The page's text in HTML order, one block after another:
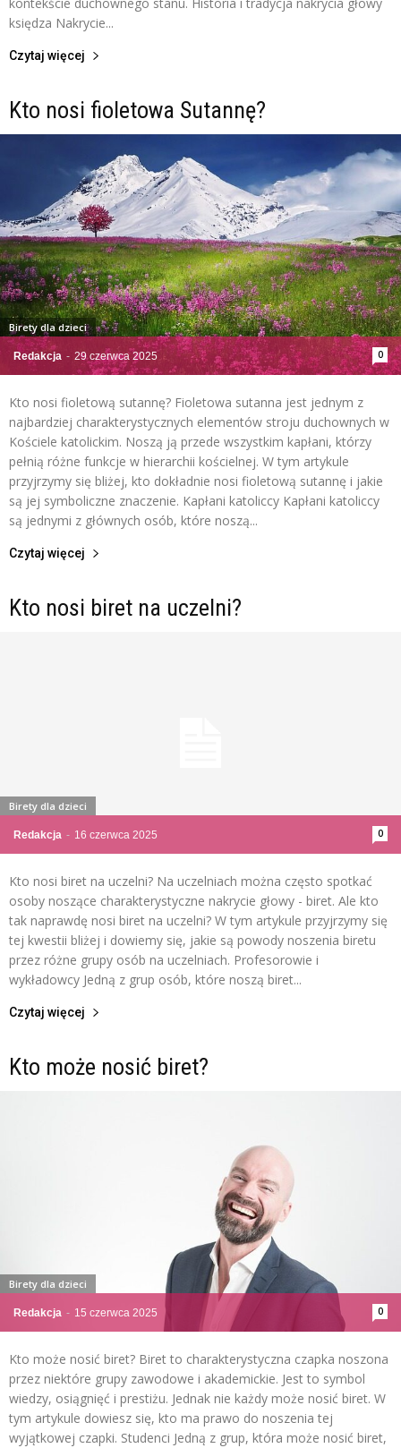
księdza Nakrycie...
Czytaj więcej
Kto nosi fioletowa Sutannę?
Redakcja - 29 czerwca 2025 0
Birety dla dzieci
Kto nosi fioletową sutannę? Fioletowa sutanna jest jednym z
najbardziej charakterystycznych elementów stroju duchownych w
Kościele katolickim. Noszą ją przede wszystkim kapłani, którzy
pełnią różne funkcje w hierarchii kościelnej. W tym artykule
przyjrzymy się bliżej, kto dokładnie nosi fioletową sutannę i jakie
są jej symboliczne znaczenie. Kapłani katoliccy Kapłani katoliccy
są jednymi z głównych osób, które noszą...
Czytaj więcej
Kto nosi biret na uczelni?
Redakcja - 16 czerwca 2025 0
Birety dla dzieci
Kto nosi biret na uczelni? Na uczelniach można często spotkać
osoby noszące charakterystyczne nakrycie głowy - biret. Ale kto
tak naprawdę nosi biret na uczelni? W tym artykule przyjrzymy się
tej kwestii bliżej i dowiemy się, jakie są powody noszenia biretu
przez różne grupy osób na uczelniach. Profesorowie i
wykładowcy Jedną z grup osób, które noszą biret...
Czytaj więcej
Kto może nosić biret?
Redakcja - 15 czerwca 2025 0
Birety dla dzieci
Kto może nosić biret? Biret to charakterystyczna czapka noszona
przez niektóre grupy zawodowe i akademickie. Jest to symbol
wiedzy, osiągnięć i prestiżu. Jednak nie każdy może nosić biret. W
tym artykule dowiesz się, kto ma prawo do noszenia tej
wyjątkowej czapki. Studenci Jedną z grup, która może nosić biret,